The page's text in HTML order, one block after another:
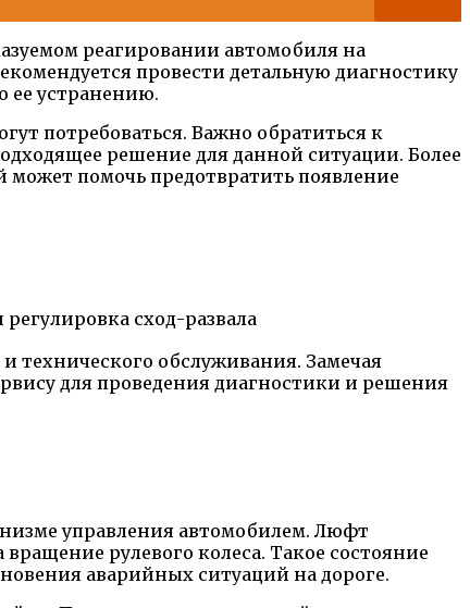
реагировании автомобиля на
провести детальную диагностику
ее устранению.
потребоваться. Важно обратиться к
решение для данной ситуации. Более
может помочь предотвратить появление
сход-развала
технического обслуживания. Замечая
для проведения диагностики и решения
управления автомобилем. Люфт
рулевого колеса. Такое состояние
аварийных ситуаций на дороге.